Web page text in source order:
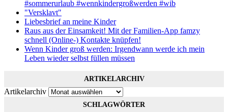
#sommerurlaub #wennkindergroßwerden #wib
"Versklavt"
Liebesbrief an meine Kinder
Raus aus der Einsamkeit! Mit der Familien-App famzy
schnell (Online-) Kontakte knüpfen!
Wenn Kinder groß werden: Irgendwann werde ich mein
Leben wieder selbst füllen müssen
ARTIKELARCHIV
Artikelarchiv
SCHLAGWÖRTER